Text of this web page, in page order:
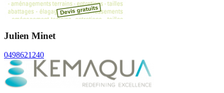
Julien Minet
0498621240